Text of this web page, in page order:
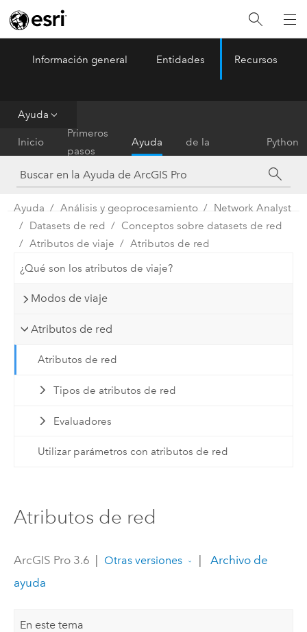
ArcGIS Pro Menu
Información general Entidades Recursos
Ayuda
Inicio
Primeros
pasos
Ayuda
de la
herramienta
Python
Ayuda Análisis y geoprocesamiento
Network Analyst
Datasets de red
Conceptos sobre datasets de red
Atributos de viaje
Atributos de red
¿Qué son los atributos de viaje?
Modos de viaje
Atributos de red
Atributos de red
Tipos de atributos de red
Evaluadores
Utilizar parámetros con atributos de red
Atributos de red
ArcGIS Pro 3.6 Otras versiones
Archivo de
ayuda
En este tema